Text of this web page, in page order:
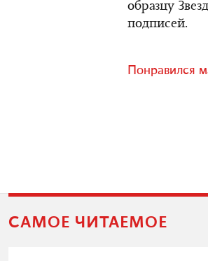
образцу
подписей.
Понравился
САМОЕ ЧИТАЕМОЕ